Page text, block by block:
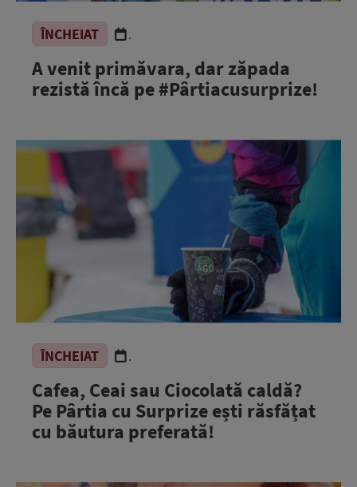
ÎNCHEIAT .
A venit primăvara, dar zăpada
rezistă încă pe #Pârtiacusurprize!
ÎNCHEIAT .
Cafea, Ceai sau Ciocolată caldă?
Pe Pârtia cu Surprize ești răsfățat
cu băutura preferată!